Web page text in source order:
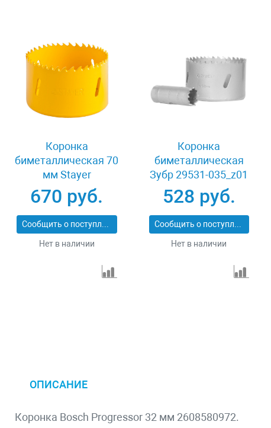
Коронка
биметаллическая 70
мм Stayer
PROFESSIONAL
29547-070
670 руб.
Сообщить о поступлении
Нет в наличии
Коронка
биметаллическая
Зубр 29531-035_z01
528 руб.
Сообщить о поступлении
Нет в наличии
ОПИСАНИЕ
Коронка Bosch Progressor 32 мм 2608580972.